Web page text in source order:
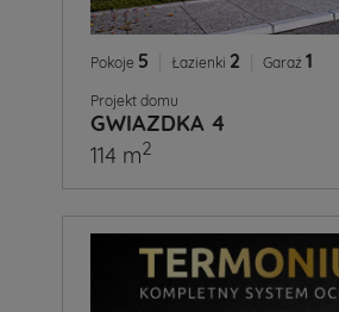
Pokoje 5 Łazienki 2 Garaż 1
Projekt domu
GWIAZDKA 4
114 m2